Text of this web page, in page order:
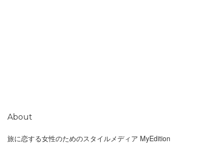
About
旅に恋する女性のためのスタイルメディア MyEdition